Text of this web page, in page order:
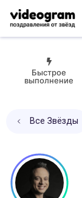
Быстрое
выполнение
Все Звёзды